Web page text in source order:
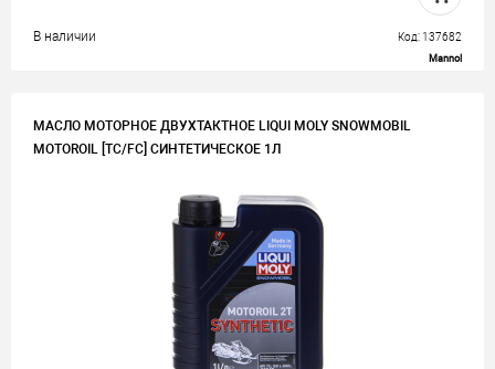
В наличии Код: 137682
Mannol
МАСЛО МОТОРНОЕ ДВУХТАКТНОЕ LIQUI MOLY SNOWMOBIL
MOTOROIL [TC/FC] СИНТЕТИЧЕСКОЕ 1Л